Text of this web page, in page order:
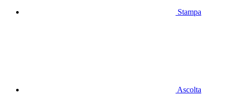
Stampa
Ascolta